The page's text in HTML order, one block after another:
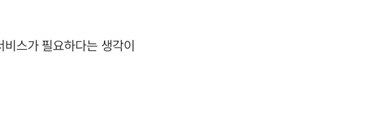
스가 필요하다는 생각이